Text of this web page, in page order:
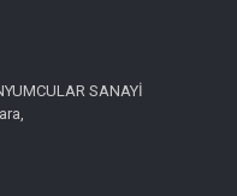
SANAYİ